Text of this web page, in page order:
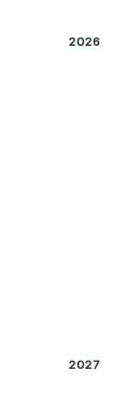
2026
2027